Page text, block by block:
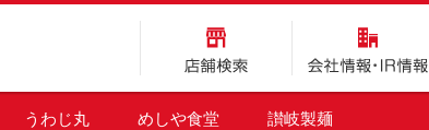
店舗検索 会社情報・IR情報
うわじ丸 めしや食堂 讃岐製麺